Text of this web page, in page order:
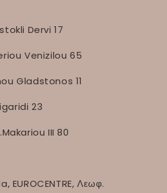
Dervi 17
Venizilou 65
Gladstonos 11
23
III 80
EUROCENTRE, Λεωφ.